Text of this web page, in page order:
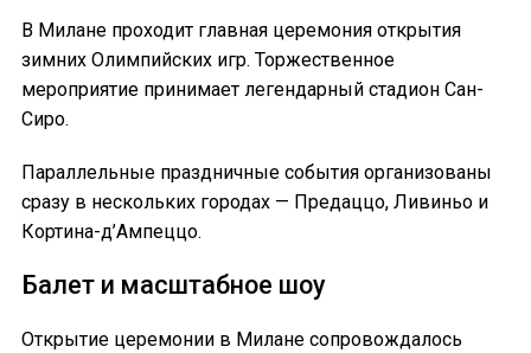
В Милане проходит главная церемония открытия
зимних Олимпийских игр. Торжественное
мероприятие принимаeт легендарный стадион Сан-
Сиро.
Параллельные праздничные события организованы
сразу в нескольких городах — Предаццо, Ливиньо и
Кортина-д’Ампеццо.
Балет и масштабное шоу
Открытие церемонии в Милане сопровождалось